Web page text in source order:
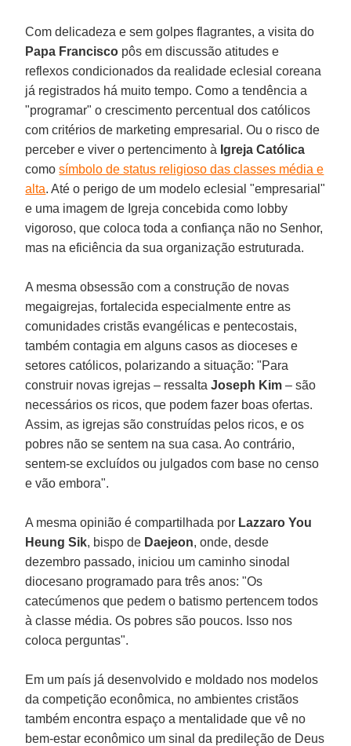
Com delicadeza e sem golpes flagrantes, a visita do
Papa Francisco pôs em discussão atitudes e
reflexos condicionados da realidade eclesial coreana
já registrados há muito tempo. Como a tendência a
"programar" o crescimento percentual dos católicos
com critérios de marketing empresarial. Ou o risco de
perceber e viver o pertencimento à Igreja Católica
comosímbolo de status religioso das classes média e
alta. Até o perigo de um modelo eclesial "empresarial"
e uma imagem de Igreja concebida como lobby
vigoroso, que coloca toda a confiança não no Senhor,
mas na eficiência da sua organização estruturada.
A mesma obsessão com a construção de novas
megaigrejas, fortalecida especialmente entre as
comunidades cristãs evangélicas e pentecostais,
também contagia em alguns casos as dioceses e
setores católicos, polarizando a situação: "Para
construir novas igrejas – ressaltaJoseph Kim – são
necessários os ricos, que podem fazer boas ofertas.
Assim, as igrejas são construídas pelos ricos, e os
pobres não se sentem na sua casa. Ao contrário,
sentem-se excluídos ou julgados com base no censo
e vão embora".
A mesma opinião é compartilhada por Lazzaro You
Heung Sik, bispo de Daejeon, onde, desde
dezembro passado, iniciou um caminho sinodal
diocesano programado para três anos: "Os
catecúmenos que pedem o batismo pertencem todos
à classe média. Os pobres são poucos. Isso nos
coloca perguntas".
Em um país já desenvolvido e moldado nos modelos
da competição econômica, no ambientes cristãos
também encontra espaço a mentalidade que vê no
bem-estar econômico um sinal da predileção de Deus